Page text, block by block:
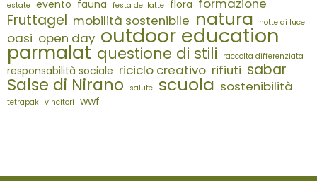
estate evento fauna festa del latte flora
Fruttagel mobilità sostenibile natura notte di luce
oasi open day outdoor education
parmalat questione di stili raccolta differenziata
responsabilità sociale riciclo creativo rifiuti sabar
Salse di Nirano salute scuola sostenibilità
tetrapak vincitori wwf